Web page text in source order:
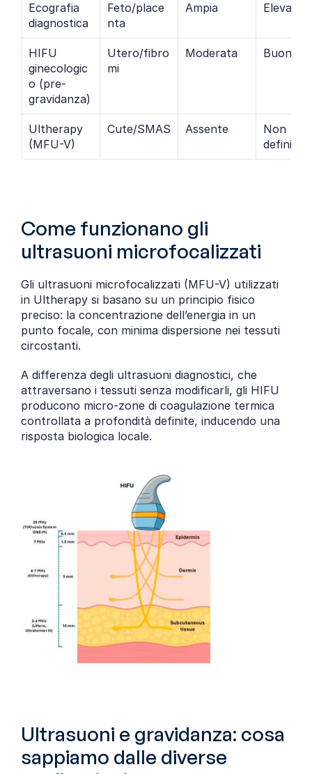
Ecografia
diagnostica
Feto/place
nta
Ampia Elevato
HIFU
ginecologic
o (pre-
gravidanza)
Utero/fibro
mi
Moderata Buono
Ultherapy
(MFU-V)
Cute/SMAS Assente
Non
definito
Come funzionano gli
ultrasuoni microfocalizzati
Gli ultrasuoni microfocalizzati (MFU-V) utilizzati
in Ultherapy si basano su un principio fisico
preciso: la concentrazione dell’energia in un
punto focale, con minima dispersione nei tessuti
circostanti.
A differenza degli ultrasuoni diagnostici, che
attraversano i tessuti senza modificarli, gli HIFU
producono micro-zone di coagulazione termica
controllata a profondità definite, inducendo una
risposta biologica locale.
Ultrasuoni e gravidanza: cosa
sappiamo dalle diverse